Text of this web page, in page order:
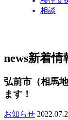
相談
news新着情
弘前市（相馬
ます！
お知らせ